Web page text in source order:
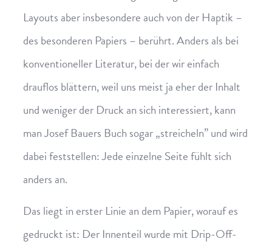
Layouts aber insbesondere auch von der Haptik –
des besonderen Papiers – berührt. Anders als bei
konventioneller Literatur, bei der wir einfach
drauflos blättern, weil uns meist ja eher der Inhalt
und weniger der Druck an sich interessiert, kann
man Josef Bauers Buch sogar „streicheln” und wird
dabei feststellen: Jede einzelne Seite fühlt sich
anders an.
Das liegt in erster Linie an dem Papier, worauf es
gedruckt ist: Der Innenteil wurde mit Drip-Off-